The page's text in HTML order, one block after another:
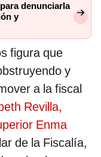
denunciarla
y
figura que
y
a la fiscal
Revilla,
Enma
de la Fiscalía,